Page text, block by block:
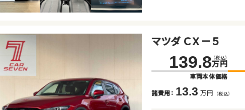
マツダ ＣＸ－５
139.8 （税込）
万円
車両本体価格
諸費用： 13.3 万円 （税込）